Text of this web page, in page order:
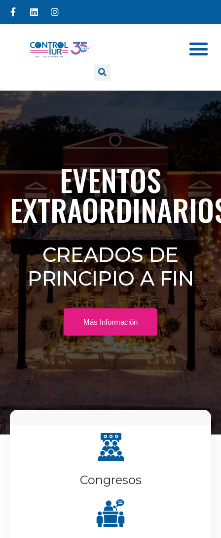
EVENTOS
CREADOS DE
PRINCIPIO A FIN
Más Información
Congresos